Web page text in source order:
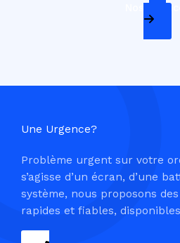
Nos
Une Urgence?
Problème urgent sur votre
s’agisse d’un écran, d’une
système, nous proposons
rapides et fiables,